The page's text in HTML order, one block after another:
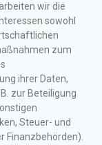
wir die
sowohl
zum
ihrer Daten,
zur Beteiligung
Steuer- und
Finanzbehörden).